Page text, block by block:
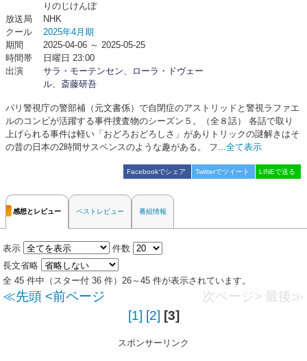
りのじけんぼ
放送局
NHK
クール
2025年4月期
期間
2025-04-06 ～ 2025-05-25
時間帯
日曜日 23:00
出演
サラ・モーテンセン、
ローラ・ドヴェー
ル、 斎藤研吾
パリ警視庁の警部補（元文書係）で自閉症のアストリッドと警視ラファエ
ルのコンビが活躍する事件捜査物のシーズン５。（全８話） 各話で取り
上げられる事件は軽い「おどろおどろしさ」がありトリックの謎解きはそ
の昔の日本の2時間サスペンスのような趣がある。 フ...全て表示
Facebookでシェア Twitterでツイート LINEで送る
感想とレビュー ベストレビュー 番組情報
表示
件数
長文省略
全 45 件中（スター付 36 件）26～45 件が表示されています。
≪先頭 <前ページ 次ページ> 最後≫
[1] [2] [3]
スポンサーリンク